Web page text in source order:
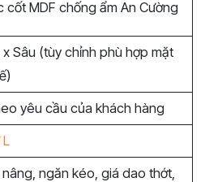
cốt MDF chống ẩm An Cường
Sâu (tùy chỉnh phù hợp mặt
yêu cầu của khách hàng
ngăn kéo, giá dao thớt,